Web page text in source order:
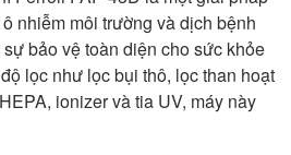
nhiễm môi trường và dịch bệnh
bảo vệ toàn diện cho sức khỏe
lọc như lọc bụi thô, lọc than hoạt
ionizer và tia UV, máy này